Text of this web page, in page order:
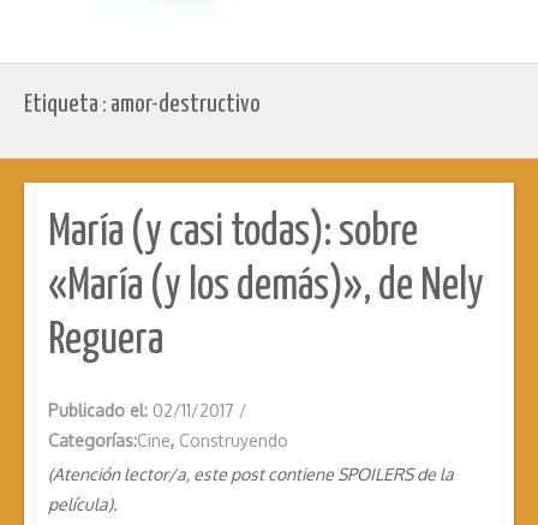
Etiqueta : amor-destructivo
María (y casi todas): sobre
«María (y los demás)», de Nely
Reguera
Publicado el: 02/11/2017 /
Categorías:Cine, Construyendo
(Atención lector/a, este post contiene SPOILERS de la
película).